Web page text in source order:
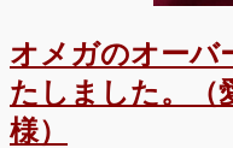
オメガのオーバ
たしました。（
様）